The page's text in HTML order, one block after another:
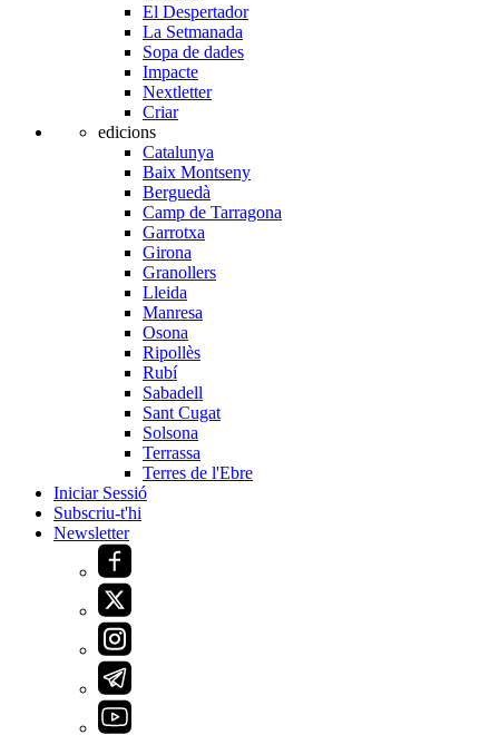
El Despertador
La Setmanada
Sopa de dades
Impacte
Nextletter
Criar
edicions
Catalunya
Baix Montseny
Berguedà
Camp de Tarragona
Garrotxa
Girona
Granollers
Lleida
Manresa
Osona
Ripollès
Rubí
Sabadell
Sant Cugat
Solsona
Terrassa
Terres de l'Ebre
Iniciar Sessió
Subscriu-t'hi
Newsletter